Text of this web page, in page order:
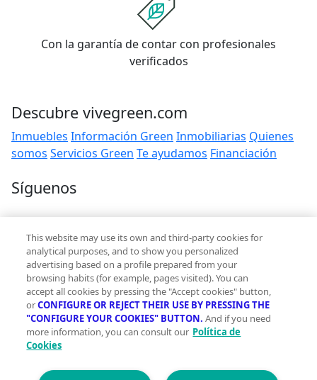
Con la garantía de contar con profesionales
verificados
Descubre vivegreen.com
Inmuebles Información Green Inmobiliarias Quienes
somos Servicios Green Te ayudamos Financiación
Síguenos
Contacto
hola@vivegreen.com
Aviso Legal
Condiciones de uso
Politica de privacidad
This website may use its own and third-party cookies for
analytical purposes, and to show you personalized
advertising based on a profile prepared from your
browsing habits (for example, pages visited). You can
accept all cookies by pressing the "Accept cookies" button,
orCONFIGURE OR REJECT THEIR USE BY PRESSING THE
"CONFIGURE YOUR COOKIES" BUTTON. And if you need
more information, you can consult our Política de
Cookies